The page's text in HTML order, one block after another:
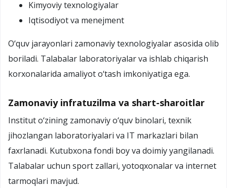
Kimyoviy texnologiyalar
Iqtisodiyot va menejment
O‘quv jarayonlari zamonaviy texnologiyalar asosida olib
boriladi. Talabalar laboratoriyalar va ishlab chiqarish
korxonalarida amaliyot o‘tash imkoniyatiga ega.
Zamonaviy infratuzilma va shart-sharoitlar
Institut o‘zining zamonaviy o‘quv binolari, texnik
jihozlangan laboratoriyalari va IT markazlari bilan
faxrlanadi. Kutubxona fondi boy va doimiy yangilanadi.
Talabalar uchun sport zallari, yotoqxonalar va internet
tarmoqlari mavjud.